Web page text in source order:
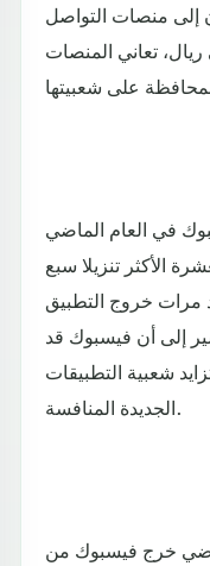
إلى منصات التواصل
تعاني المنصات
في العام الماضي
الأكثر تنزيلا سبع
ارتفع عدد مرات خروج التطبيق
وهو ما يشير إلى أن فيسبوك قد
شعبية التطبيقات
الجديدة المنافسة.
خرج فيسبوك من